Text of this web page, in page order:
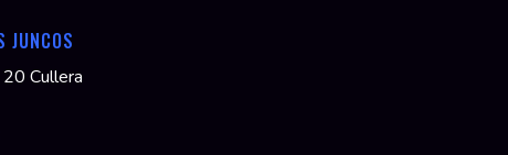
JUNCOS
20 Cullera